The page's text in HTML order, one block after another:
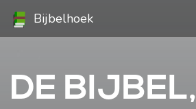
Bijbelhoek
DE BIJBEL,